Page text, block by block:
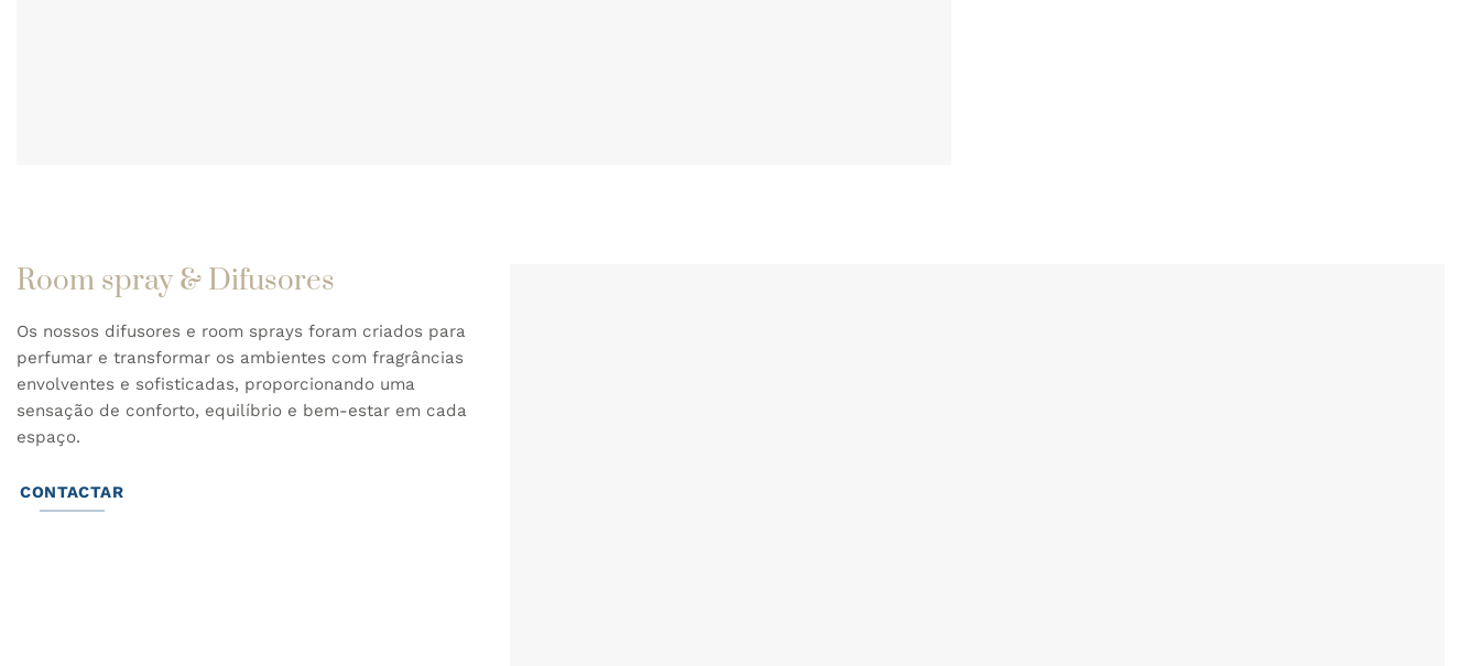
Room spray & Difusores
Os nossos difusores e room sprays foram criados para
perfumar e transformar os ambientes com fragrâncias
envolventes e sofisticadas, proporcionando uma
sensação de conforto, equilíbrio e bem-estar em cada
espaço.
CONTACTAR